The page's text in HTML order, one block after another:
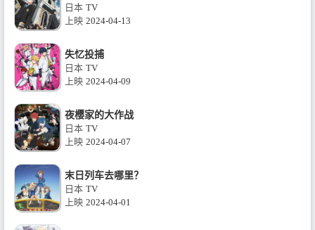
日本 TV
上映 2024-04-13
失忆投捕
日本 TV
上映 2024-04-09
夜樱家的大作战
日本 TV
上映 2024-04-07
末日列车去哪里？
日本 TV
上映 2024-04-01